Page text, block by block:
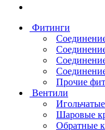
Фитинги
Прочие
Вентили
Шаровые
Обратные